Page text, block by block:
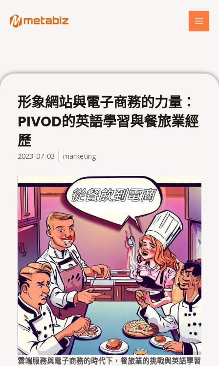
形象網站與電子商務的力量：
PIVOD的英語學習與餐旅業經
歷
2023-07-03 marketing
雲端服務與電子商務的時代下，餐旅業的挑戰與英語學習